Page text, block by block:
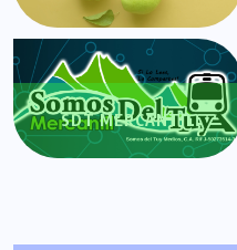
SDT MERCANTIL